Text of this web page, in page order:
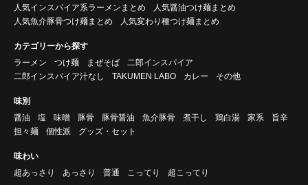
人気インスパイア系ラーメンまとめ
人気醤油つけ麺まとめ
人気魚介豚骨つけ麺まとめ
人気変わり種つけ麺まとめ
カテゴリーから探す
ラーメン
つけ麺 まぜそば
二郎インスパイア
二郎インスパイア汁なし
TAKUMEN LABO カレー その他
味別
醤油
塩 味噌 豚骨 豚骨醤油 魚介豚骨 煮干し 鶏白湯 家系
旨辛
担々麺
個性派 グッズ・セット
味わい
超あっさり
あっさり 普通 こってり 超こってり